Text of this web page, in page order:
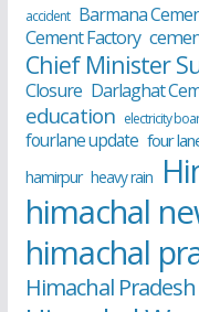
accident Barmana
Cement Factory
Chief Minister
Closure Darlaghat
education electricity
fourlane update four
hamirpur heavy rain
himachal
himachal
Himachal